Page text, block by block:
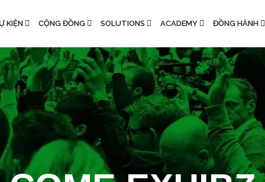
KIỆN CỘNG ĐỒNG SOLUTIONS ACADEMY ĐỒNG HÀNH